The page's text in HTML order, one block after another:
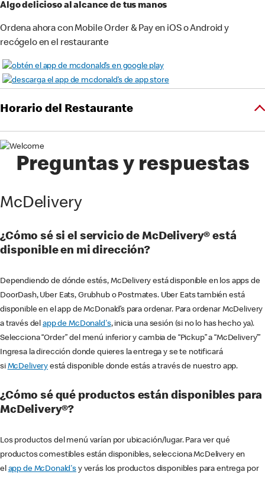
Algo delicioso al alcance de tus manos
Ordena ahora con Mobile Order & Pay en iOS o Android y
recógelo en el restaurante
Horario del Restaurante
Preguntas y respuestas
McDelivery
¿Cómo sé si el servicio de McDelivery® está
disponible en mi dirección?
Dependiendo de dónde estés, McDelivery está disponible en los apps de
DoorDash, Uber Eats, Grubhub o Postmates. Uber Eats también está
disponible en el app de McDonald’s para ordenar. Para ordenar McDelivery
a través delapp de McDonald's, inicia una sesión (si no lo has hecho ya).
Selecciona “Order” del menú inferior y cambia de “Pickup” a “McDelivery’”
Ingresa la dirección donde quieres la entrega y se te notificará
si McDelivery está disponible donde estás a través de nuestro app.
¿Cómo sé qué productos están disponibles para
McDelivery®?
Los productos del menú varían por ubicación/lugar. Para ver qué
productos comestibles están disponibles, selecciona McDelivery en
el app de McDonald's y verás los productos disponibles para entrega por